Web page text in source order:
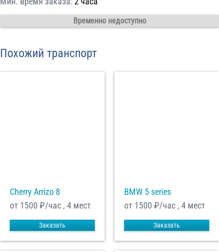
Временно недоступно
Похожий транспорт
Cherry Arrizo 8
от 1500 ₽/час , 4 мест
Заказать
BMW 5 series
от 1500 ₽/час , 4 мест
Заказать